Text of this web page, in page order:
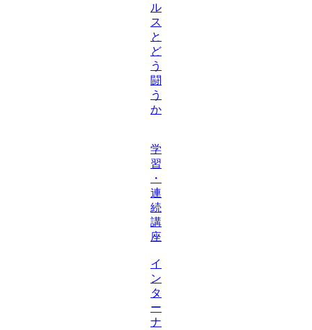
ル
ス
と
ど
う
闘
う
か
学
習
・
連
続
講
座
イ
ン
タ
ー
ナ